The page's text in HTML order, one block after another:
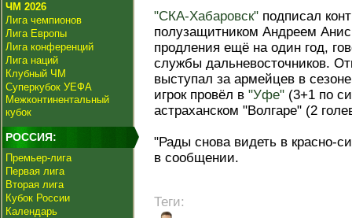
ЧМ 2026
Лига чемпионов
Лига Европы
Лига конференций
Лига наций
Клубный ЧМ
Суперкубок УЕФА
Межконтинентальный
кубок
РОССИЯ:
Премьер-лига
Первая лига
Вторая лига
Кубок России
Календарь
"СКА-Хабаровск" подписал
полузащитником Андреем
продления ещё на один год,
службы дальневосточников.
выступал за армейцев в
игрок провёл в "Уфе" (3+1 по
астраханском "Волгаре" (2
"Рады снова видеть в красно-
в сообщении.
Теги: